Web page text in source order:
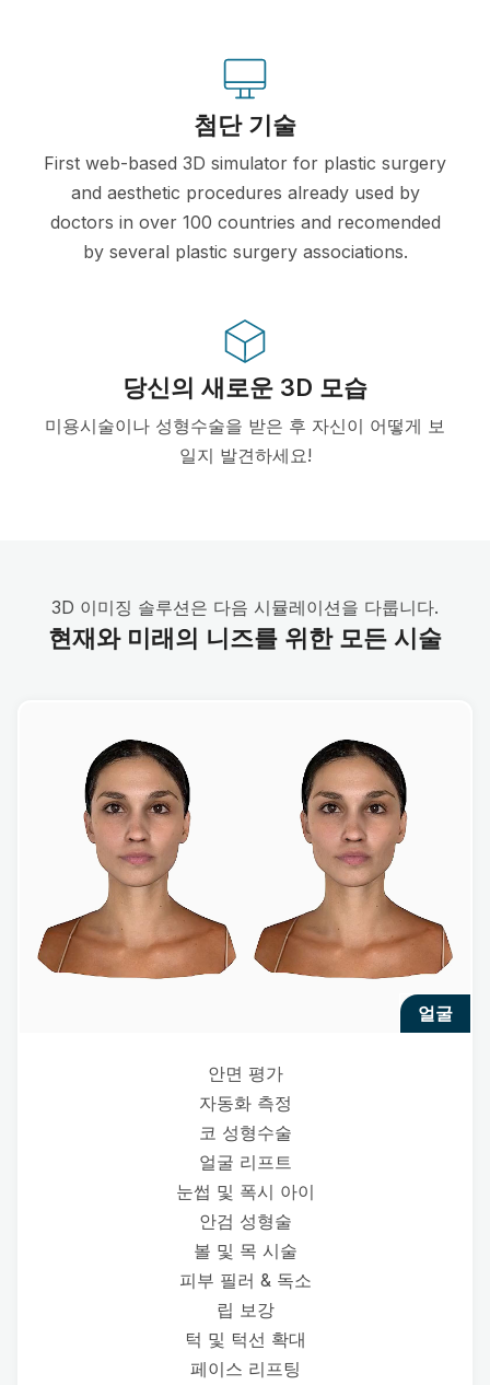
첨단 기술
First web-based 3D simulator for plastic surgery
and aesthetic procedures already used by
doctors in over 100 countries and recomended
by several plastic surgery associations.
당신의 새로운 3D 모습
미용시술이나 성형수술을 받은 후 자신이 어떻게 보
일지 발견하세요!
3D 이미징 솔루션은 다음 시뮬레이션을 다룹니다.
현재와 미래의 니즈를 위한 모든 시술
얼굴
안면 평가
자동화 측정
코 성형수술
얼굴 리프트
눈썹 및 폭시 아이
안검 성형술
볼 및 목 시술
피부 필러 & 독소
립 보강
턱 및 턱선 확대
페이스 리프팅